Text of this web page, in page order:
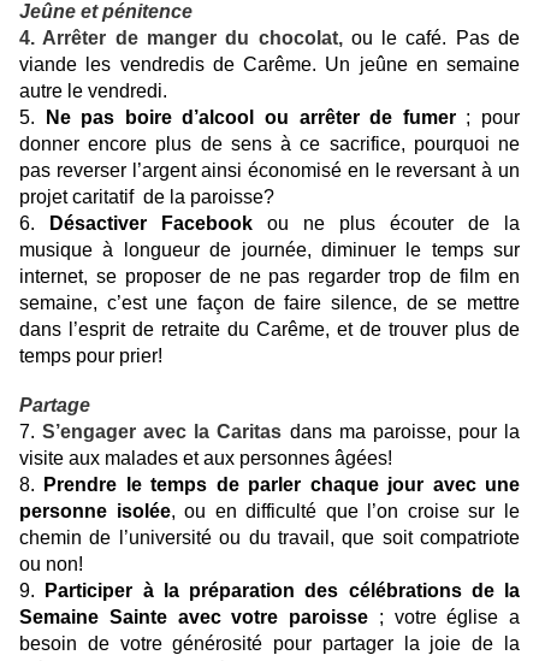
Jeûne et pénitence
4. Arrêter de manger du chocolat, ou le café. Pas de
viande les vendredis de Carême. Un jeûne en semaine
autre le vendredi.
5.
Ne pas boire d’alcool ou arrêter de fumer; pour
donner encore plus de sens à ce sacrifice, pourquoi ne
pas reverser l’argent ainsi économisé en le reversant à un
projet caritatif de la paroisse?
6.
Désactiver Facebook ou ne plus écouter de la
musique à longueur de journée, diminuer le temps sur
internet, se proposer de ne pas regarder trop de film en
semaine, c’est une façon de faire silence, de se mettre
dans l’esprit de retraite du Carême, et de trouver plus de
temps pour prier!
Partage
7.S’engager avec la Caritas dans ma paroisse, pour la
visite aux malades et aux personnes âgées!
8.
Prendre le temps de parler chaque jour avec une
personne isolée, ou en difficulté que l’on croise sur le
chemin de l’université ou du travail, que soit compatriote
ou non!
9.
Participer à la préparation des célébrations de la
Semaine Sainte avec votre paroisse ; votre église a
besoin de votre générosité pour partager la joie de la